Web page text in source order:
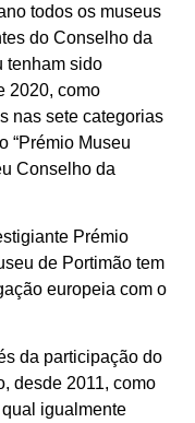
todos os museus
do Conselho da
tenham sido
2020, como
nas sete categorias
“Prémio Museu
Conselho da
Prémio
de Portimão tem
europeia com o
da participação do
desde 2011, como
igualmente